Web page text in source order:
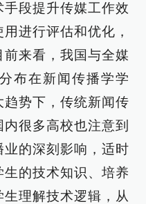
段提升传媒工作效
进行评估和优化，
来看，我国与全媒
布在新闻传播学学
势下，传统新闻传
很多高校也注意到
的深刻影响，适时
的技术知识、培养
理解技术逻辑，从